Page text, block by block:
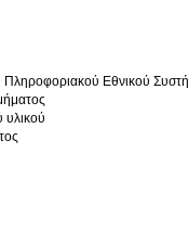
Εθνικού
υλικού